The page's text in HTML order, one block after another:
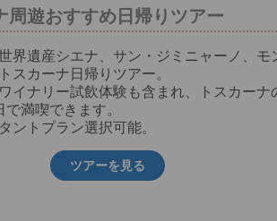
周遊おすすめ日帰りツアー
界遺産シエナ、サン・ジミニャーノ、モ
スカーナ日帰りツアー。
イナリー試飲体験も含まれ、トスカーナ
満喫できます。
ントプラン選択可能。
ツアーを見る